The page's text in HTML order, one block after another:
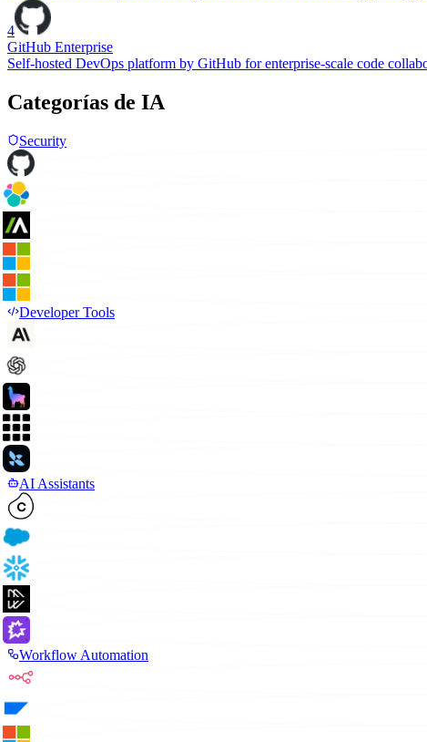
4
GitHub Enterprise
Self-hosted DevOps platform by GitHub for enterprise-scale code
Categorías de IA
Security
Developer Tools
AI Assistants
Workflow Automation